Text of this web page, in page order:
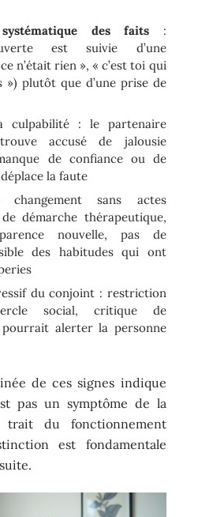
des faits :
est suivie d’une
n’était rien », « c’est toi qui
») plutôt que d’une prise de
culpabilité : le partenaire
accusé de jalousie
de confiance ou de
la faute
changement sans actes
démarche thérapeutique,
nouvelle, pas de
des habitudes qui ont
du conjoint : restriction
social, critique de
pourrait alerter la personne
de ces signes indique
pas un symptôme de la
du fonctionnement
est fondamentale